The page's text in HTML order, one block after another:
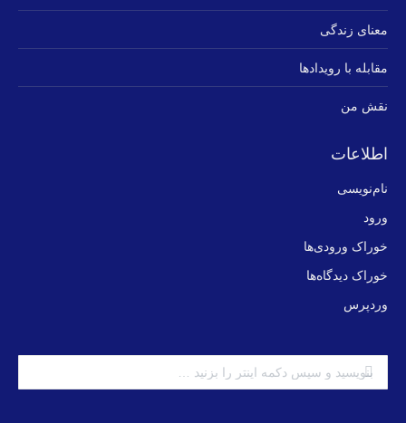
معنای زندگی
مقابله با رویدادها
نقش من
اطلاعات
نام‌نویسی
ورود
خوراک ورودی‌ها
خوراک دیدگاه‌ها
وردپرس
جستجو: